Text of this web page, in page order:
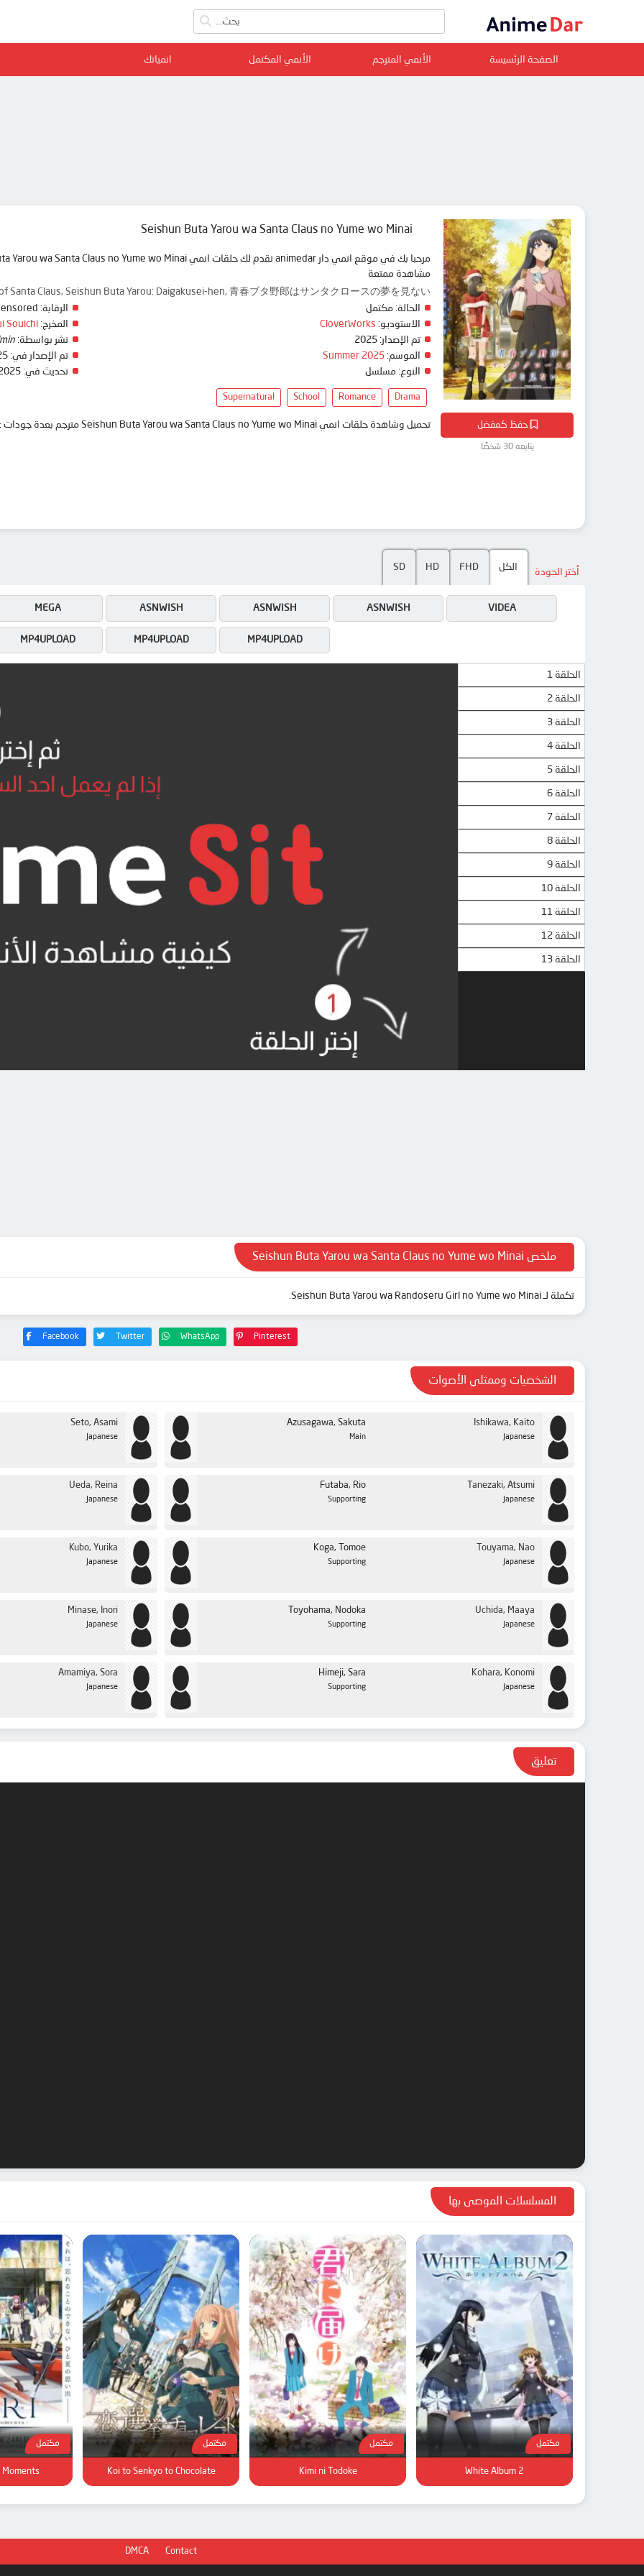
الصفحة الرئسيسة الأنمي المترجم الأنمي المكتمل انمياتك
حفظ كمفضل
يتابعه 30 شخصًا
Seishun Buta Yarou wa Santa Claus no Yume wo Minai
مشاهدة ممتعة
Santa Claus, Seishun Buta Yarou: Daigakusei-hen, 青春ブタ野郎はサンタクロースの夢を見ない
الحالة: مكتمل
الاستوديو: CloverWorks
تم الإصدار:
الموسم: Summer 2025
النوع: مسلسل
الرقابة:
المخرج: Souichi
نشر بواسطة:
تم الإصدار في:
تحديث في:
Drama
Romance
School
Supernatural
تحميل وشاهدة حلقات انمي Seishun Buta Yarou wa Santa Claus no Yume wo Minai مترجم بعدة جودات على موقع انمي دار - animedar
أختر الجودة الكل FHD
HD
SD
MEGA VIDEA
MP4UPLOAD
MP4UPLOAD
MP4UPLOAD
ASNWISH
ASNWISH
ASNWISH
الحلقة 1
الحلقة 2
الحلقة 3
الحلقة 4
الحلقة 5
الحلقة 6
الحلقة 7
الحلقة 8
الحلقة 9
الحلقة 10
الحلقة 11
الحلقة 12
الحلقة 13
ملخص Seishun Buta Yarou wa Santa Claus no Yume wo Minai
تكملة لـ Seishun Buta Yarou wa Randoseru Girl no Yume wo Minai.
Facebook Twitter WhatsApp Pinterest
الشخصيات وممثلي الأصوات
Seto, Asami
Japanese
Azusagawa, Sakuta
Main
Ishikawa, Kaito
Japanese
Ueda, Reina
Japanese
Futaba, Rio
Supporting
Tanezaki, Atsumi
Japanese
Kubo, Yurika
Japanese
Koga, Tomoe
Supporting
Touyama, Nao
Japanese
Minase, Inori
Japanese
Toyohama, Nodoka
Supporting
Uchida, Maaya
Japanese
Amamiya, Sora
Japanese
Himeji, Sara
Supporting
Kohara, Konomi
Japanese
تعليق
المسلسلات الموصى بها
مكتمل
White Album 2
مكتمل
Kimi ni Todoke
مكتمل
Koi to Senkyo to Chocolate
مكتمل
Moments
DMCA Contact